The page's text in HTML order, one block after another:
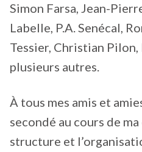
Simon Farsa, Jean-
Labelle, P.A. Senécal,
Tessier, Christian
plusieurs autres.
À tous mes amis et
secondé au cours de
structure et